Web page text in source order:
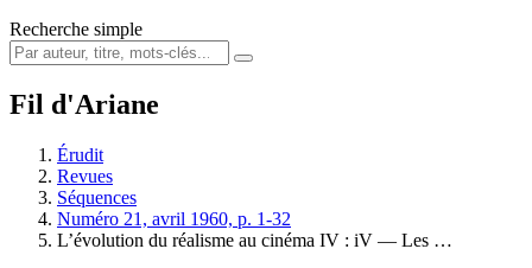
Recherche simple
Fil d'Ariane
Érudit
Revues
Séquences
Numéro 21, avril 1960, p. 1-32
L’évolution du réalisme au cinéma IV : iV — Les …